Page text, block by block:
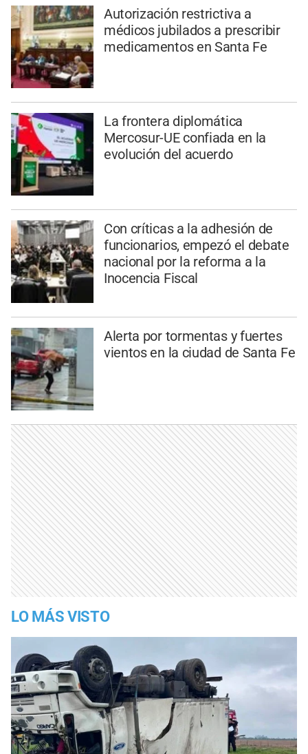
Autorización restrictiva a
médicos jubilados a prescribir
medicamentos en Santa Fe
La frontera diplomática
Mercosur-UE confiada en la
evolución del acuerdo
Con críticas a la adhesión de
funcionarios, empezó el debate
nacional por la reforma a la
Inocencia Fiscal
Alerta por tormentas y fuertes
vientos en la ciudad de Santa Fe
LO MÁS VISTO